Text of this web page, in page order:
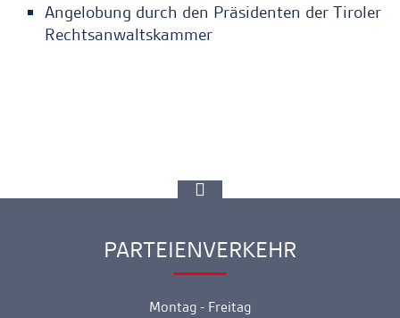
Angelobung durch den Präsidenten der Tiroler
Rechtsanwaltskammer
Ankerlink
PARTEIENVERKEHR
Montag - Freitag
zur